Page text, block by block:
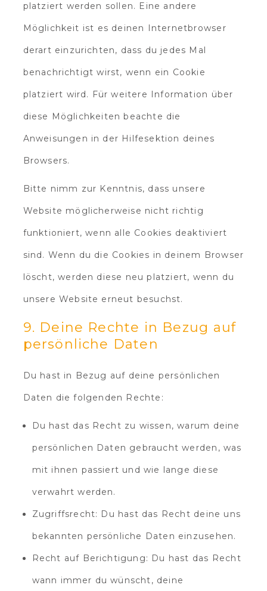
platziert werden sollen. Eine andere
Möglichkeit ist es deinen Internetbrowser
derart einzurichten, dass du jedes Mal
benachrichtigt wirst, wenn ein Cookie
platziert wird. Für weitere Information über
diese Möglichkeiten beachte die
Anweisungen in der Hilfesektion deines
Browsers.
Bitte nimm zur Kenntnis, dass unsere
Website möglicherweise nicht richtig
funktioniert, wenn alle Cookies deaktiviert
sind. Wenn du die Cookies in deinem Browser
löscht, werden diese neu platziert, wenn du
unsere Website erneut besuchst.
9. Deine Rechte in Bezug auf
persönliche Daten
Du hast in Bezug auf deine persönlichen
Daten die folgenden Rechte:
Du hast das Recht zu wissen, warum deine
persönlichen Daten gebraucht werden, was
mit ihnen passiert und wie lange diese
verwahrt werden.
Zugriffsrecht: Du hast das Recht deine uns
bekannten persönliche Daten einzusehen.
Recht auf Berichtigung: Du hast das Recht
wann immer du wünscht, deine